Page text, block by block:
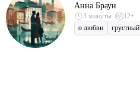
Анна Браун
3 минуты
12+
о любви
грустный